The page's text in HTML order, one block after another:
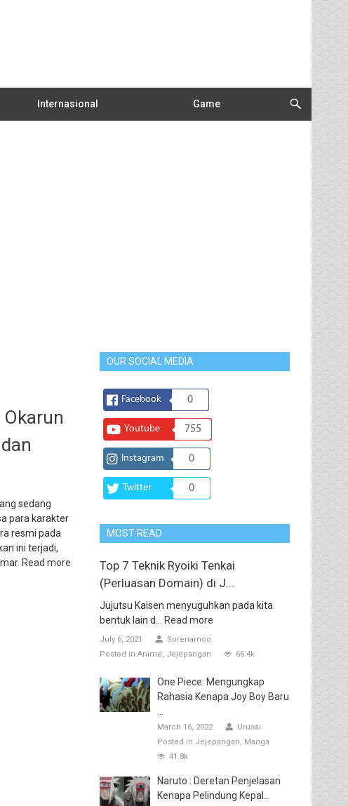
Internasional Game
sedang
para karakter
resmi pada
ini terjadi,
Read more
OUR SOCIAL MEDIA
Facebook 0
Youtube 755
Instagram 0
Twitter 0
MOST READ
Top 7 Teknik Ryoiki Tenkai
(Perluasan Domain) di J...
Jujutsu Kaisen menyuguhkan pada kita
bentuk lain d...
Read more
July 6, 2021
Sorenamoo
Posted in Anime Jejepangan 66.4k
One Piece: Mengungkap
Rahasia Kenapa Joy Boy Baru
March 16, 2022
Urusai
Posted in Jejepangan
Manga
41.8k
Naruto : Deretan Penjelasan
Kenapa Pelindung Kepal...